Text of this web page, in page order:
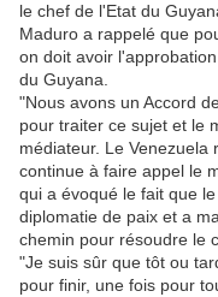
le chef de l'Etat du
Maduro a rappelé que
on doit avoir
du Guyana.
"Nous avons un Accord
pour traiter ce sujet et le
médiateur. Le
continue à faire appel le
qui a évoqué le fait que
diplomatie de paix et a
chemin pour résoudre le
"Je suis sûr que tôt ou
pour finir, une fois pour